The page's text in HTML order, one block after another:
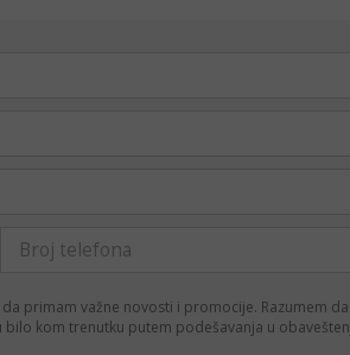
da primam važne novosti i promocije. Razumem
kom trenutku putem podešavanja u